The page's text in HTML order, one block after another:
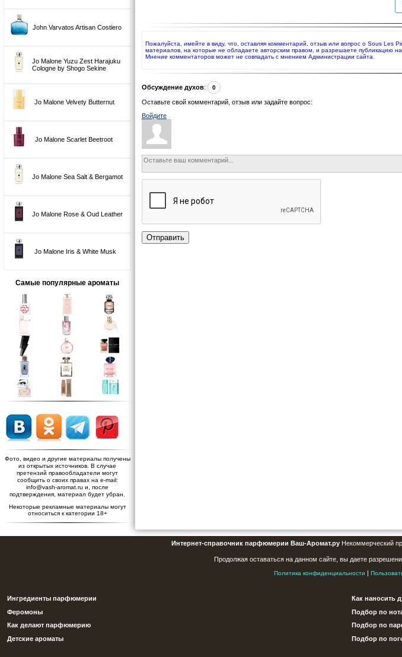
John Varvatos Artisan Costiero
Jo Malone Yuzu Zest Harajuku
Cologne by Shogo Sekine
Jo Malone Velvety Butternut
Jo Malone Scarlet Beetroot
Jo Malone Sea Salt & Bergamot
Jo Malone Rose & Oud Leather
Jo Malone Iris & White Musk
Самые популярные ароматы
Фото, видео и другие материалы получены
из открытых источников. В случае
претензий правообладатели могут
сообщить о своих правах на e-mail:
info@vash-aromat.ru и, после
подтверждения, материал будет убран.
Некоторые рекламные материалы могут
относиться к категории 18+
Пожалуйста, имейте в виду, что, оставляя комментарий, отзыв или вопрос о Sous Les
материалов, на которые не обладаете авторским правом, и разрешаете публикацию
Мнение комментаторов может не совпадать с мнением Администрации сайта.
Обсуждение духов: 0
Оставьте свой комментарий, отзыв или задайте вопрос:
Войдите
Отправить
Интернет-справочник парфюмерии Ваш-Аромат.руНекоммерческий
Продолжая оставаться на данном сайте, вы даете
Политика конфиденциальности |
Ингредиенты парфюмерии
Феромоны
Как делают парфюмерию
Детские ароматы
Как наносить
Подбор по
Подбор по
Подбор по